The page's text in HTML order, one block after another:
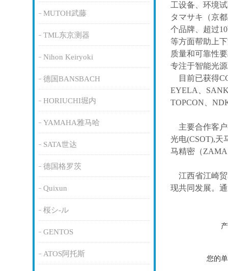
MUTOH武藤
TML东京测器
Nihon Keiryoki
德国BANSBACH
HORIUCHI堀内
YAMAHA雅马哈
SATA世达
德国格罗茨
Quixun
桜シ-ル
GENTOS
ATOS阿托斯
工设备、环境
タマサキ（京
个品牌、超过
等方面帮助上
质量和可靠性
专注于智能光
目前已获得
EYELA、
TOPCON、
主要合作客
光电(CSOT),天
马精密（
江西省江崎
现共同发展。
您的